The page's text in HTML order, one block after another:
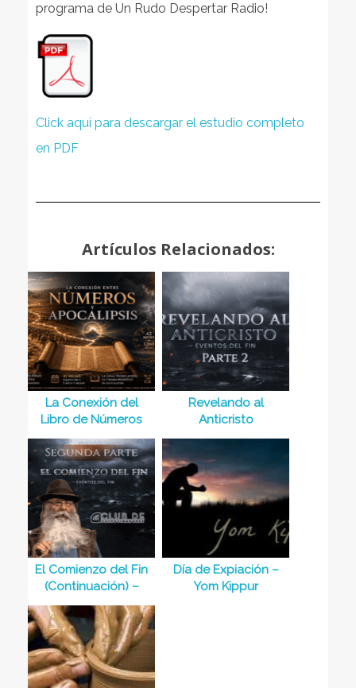
programa de Un Rudo Despertar Radio!
Click aquí para descargar el estudio completo
en PDF
Artículos Relacionados:
La Conexión del
Libro de Números
con el Apocalipsis
Revelando al
Anticristo
(Continuación) –
Serie Eventos del Fin
El Comienzo del Fin
(Continuación) –
Episodio 6
Serie Eventos del Fin
Día de Expiación –
Yom Kippur